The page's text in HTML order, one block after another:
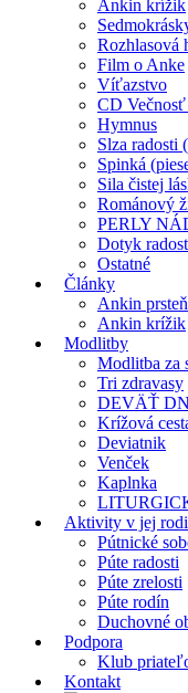
Ankin krížik
Rozhlasová
Film o Anke
Víťazstvo
CD
Hymnus
Slza radosti
Spinká
Sila čistej
Románový
PERLY
Dotyk
Ostatné
Články
Ankin prsteň
Ankin krížik
Modlitby
Modlitba za
Tri zdravasy
DEVÄŤ
Krížová
Deviatnik
Venček
Kaplnka
Aktivity v jej
Pútnické
Púte radosti
Púte zrelosti
Púte rodín
Duchovné
Podpora
Klub
Kontakt